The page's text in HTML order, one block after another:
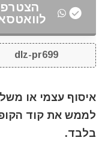
dlz-pr699
איסוף עצמי או
לממש את קוד
בלבד.